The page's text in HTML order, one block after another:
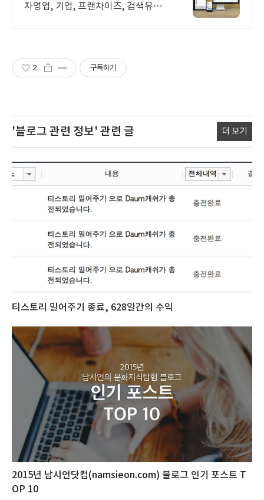
자영업, 기업, 프랜차이즈, 검색유입
2 구독하기
'블로그 관련 정보' 관련 글 더 보기
티스토리 밀어주기 종료, 628일간의 수익
2015년 남시언닷컴(namsieon.com) 블로그 인기 포스트 T
OP 10